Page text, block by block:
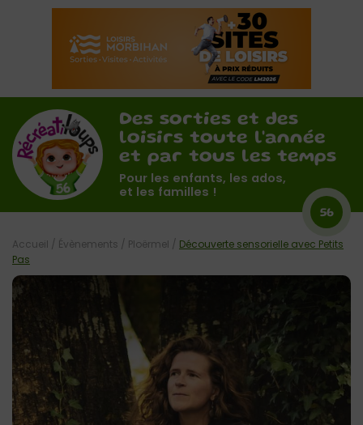
Des sorties et des
loisirs toute l'année
et par tous les temps
Pour les enfants, les ados,
et les familles !
56
Accueil / Évènements / Ploërmel / Découverte sensorielle avec Petits
Pas